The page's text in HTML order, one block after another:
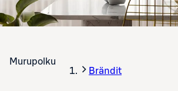
Murupolku
Brändit